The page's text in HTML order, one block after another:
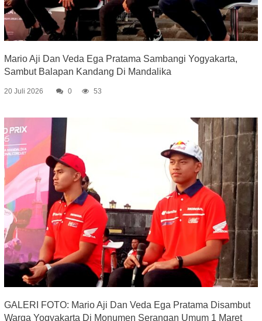
Mario Aji Dan Veda Ega Pratama Sambangi Yogyakarta,
Sambut Balapan Kandang Di Mandalika
20 Juli 2026 0 53
GALERI FOTO: Mario Aji Dan Veda Ega Pratama Disambut
Warga Yogyakarta Di Monumen Serangan Umum 1 Maret